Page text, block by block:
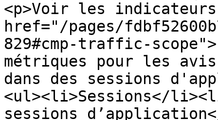
<p>Voir les
href="/pages/
829#cmp-traffic-
métriques pour les
dans des sessions
<ul><li>Sessions</
sessions